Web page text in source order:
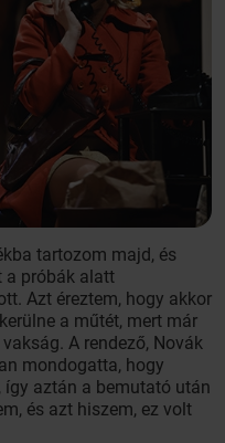
tartozom majd, és
a próbák alatt
Azt éreztem, hogy akkor
a műtét, mert már
A rendező, Novák
mondogatta, hogy
így aztán a bemutató után
és azt hiszem, ez volt